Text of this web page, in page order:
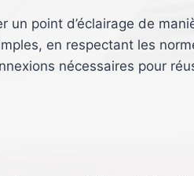
point d’éclairage de
en respectant les
nécessaires pour